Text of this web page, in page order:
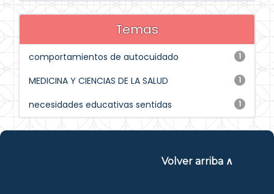
Temas
1
comportamientos de autocuidado
1
MEDICINA Y CIENCIAS DE LA SALUD
1
necesidades educativas sentidas
Volver arriba ∧